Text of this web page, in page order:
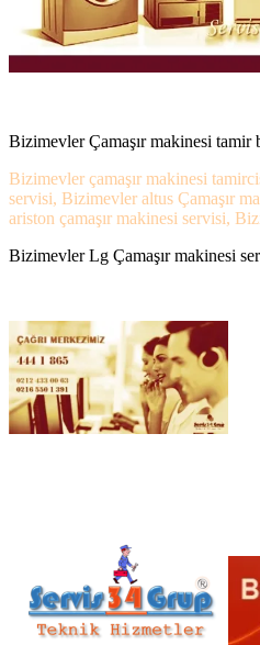
Bizimevler Çamaşır makinesi tamir
Bizimevler çamaşır makinesi
servisi, Bizimevler altus Çamaşır
ariston çamaşır makinesi servisi,
Bizimevler Lg Çamaşır makinesi